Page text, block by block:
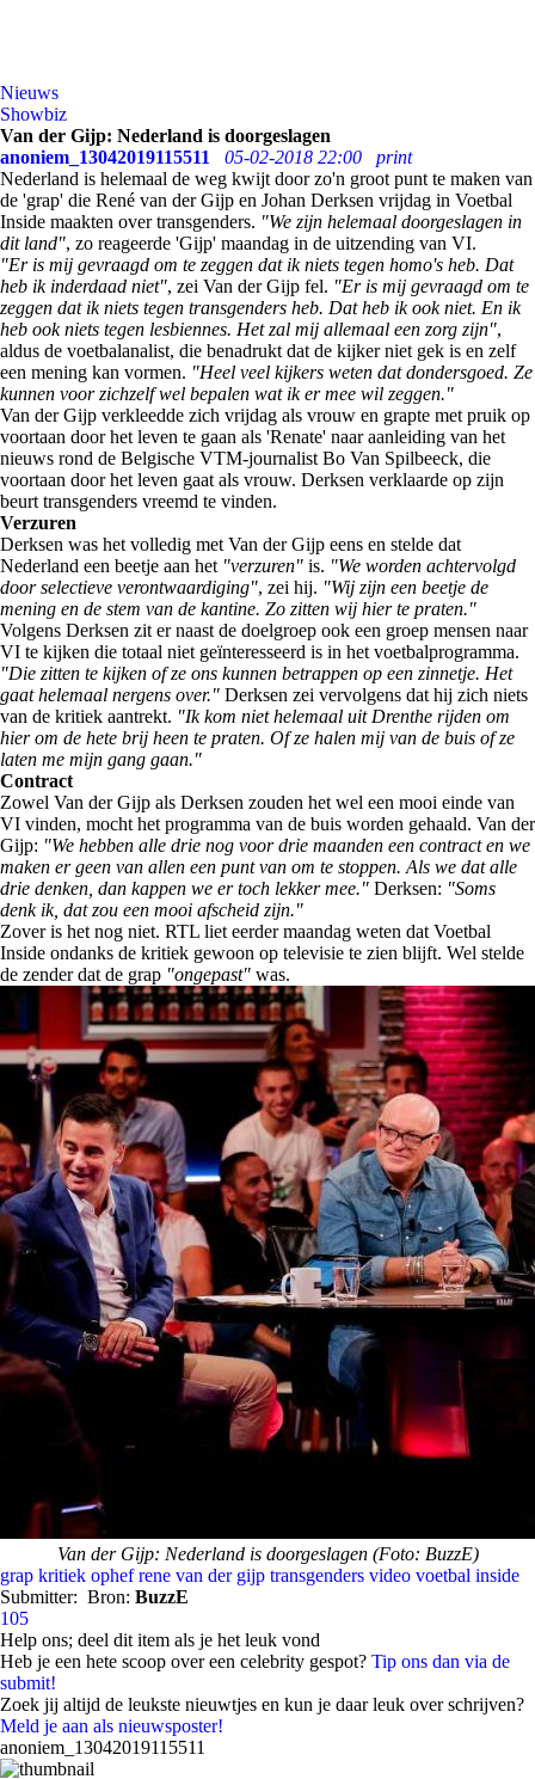
Nieuws
Showbiz
Van der Gijp: Nederland is doorgeslagen
anoniem_13042019115511
05-02-2018 22:00
print
Nederland is helemaal de weg kwijt door zo'n groot punt te maken van
de 'grap' die René van der Gijp en Johan Derksen vrijdag in Voetbal
Inside maakten over transgenders. "We zijn helemaal doorgeslagen in
dit land", zo reageerde 'Gijp' maandag in de uitzending van VI.
"Er is mij gevraagd om te zeggen dat ik niets tegen homo's heb. Dat
heb ik inderdaad niet", zei Van der Gijp fel. "Er is mij gevraagd om te
zeggen dat ik niets tegen transgenders heb. Dat heb ik ook niet. En ik
heb ook niets tegen lesbiennes. Het zal mij allemaal een zorg zijn",
aldus de voetbalanalist, die benadrukt dat de kijker niet gek is en zelf
een mening kan vormen. "Heel veel kijkers weten dat dondersgoed. Ze
kunnen voor zichzelf wel bepalen wat ik er mee wil zeggen."
Van der Gijp verkleedde zich vrijdag als vrouw en grapte met pruik op
voortaan door het leven te gaan als 'Renate' naar aanleiding van het
nieuws rond de Belgische VTM-journalist Bo Van Spilbeeck, die
voortaan door het leven gaat als vrouw. Derksen verklaarde op zijn
beurt transgenders vreemd te vinden.
Verzuren
Derksen was het volledig met Van der Gijp eens en stelde dat
Nederland een beetje aan het "verzuren" is. "We worden achtervolgd
door selectieve verontwaardiging", zei hij. "Wij zijn een beetje de
mening en de stem van de kantine. Zo zitten wij hier te praten."
Volgens Derksen zit er naast de doelgroep ook een groep mensen naar
VI te kijken die totaal niet geïnteresseerd is in het voetbalprogramma.
"Die zitten te kijken of ze ons kunnen betrappen op een zinnetje. Het
gaat helemaal nergens over." Derksen zei vervolgens dat hij zich niets
van de kritiek aantrekt. "Ik kom niet helemaal uit Drenthe rijden om
hier om de hete brij heen te praten. Of ze halen mij van de buis of ze
laten me mijn gang gaan."
Contract
Zowel Van der Gijp als Derksen zouden het wel een mooi einde van
VI vinden, mocht het programma van de buis worden gehaald. Van der
Gijp: "We hebben alle drie nog voor drie maanden een contract en we
maken er geen van allen een punt van om te stoppen. Als we dat alle
drie denken, dan kappen we er toch lekker mee." Derksen: "Soms
denk ik, dat zou een mooi afscheid zijn."
Zover is het nog niet. RTL liet eerder maandag weten dat Voetbal
Inside ondanks de kritiek gewoon op televisie te zien blijft. Wel stelde
de zender dat de grap "ongepast" was.
Van der Gijp: Nederland is doorgeslagen (Foto: BuzzE)
grap kritiek ophef rene van der gijp transgenders video voetbal inside
Submitter: Bron: BuzzE
105
Help ons; deel dit item als je het leuk vond
Heb je een hete scoop over een celebrity gespot? Tip ons dan via de
submit!
Zoek jij altijd de leukste nieuwtjes en kun je daar leuk over schrijven?
Meld je aan als nieuwsposter!
anoniem_13042019115511